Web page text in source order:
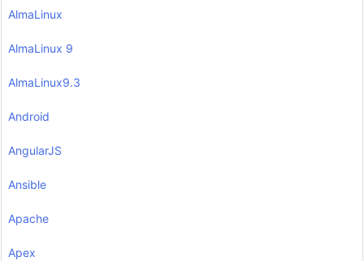
AlmaLinux
AlmaLinux 9
AlmaLinux9.3
Android
AngularJS
Ansible
Apache
Apex